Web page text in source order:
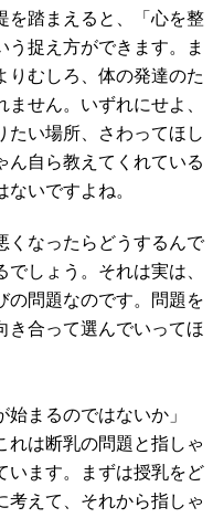
を踏まえると、「心を整
う捉え方ができます。ま
りむしろ、体の発達のた
せん。いずれにせよ、
たい場所、さわってほし
ん自ら教えてくれている
いですよね。
くなったらどうするんで
しょう。それは実は、
の問題なのです。問題を
き合って選んでいってほ
まるのではないか」
れは断乳の問題と指しゃ
います。まずは授乳をど
考えて、それから指しゃ